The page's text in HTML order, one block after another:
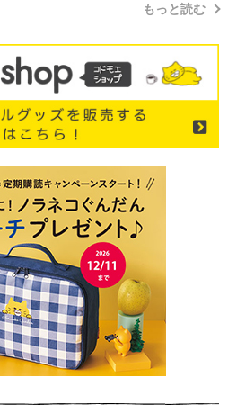
もっと読む